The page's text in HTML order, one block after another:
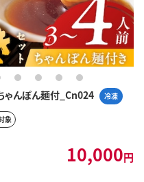
んぽん麺付_Cn024 冷凍
7 8 9 10
象
10,000円